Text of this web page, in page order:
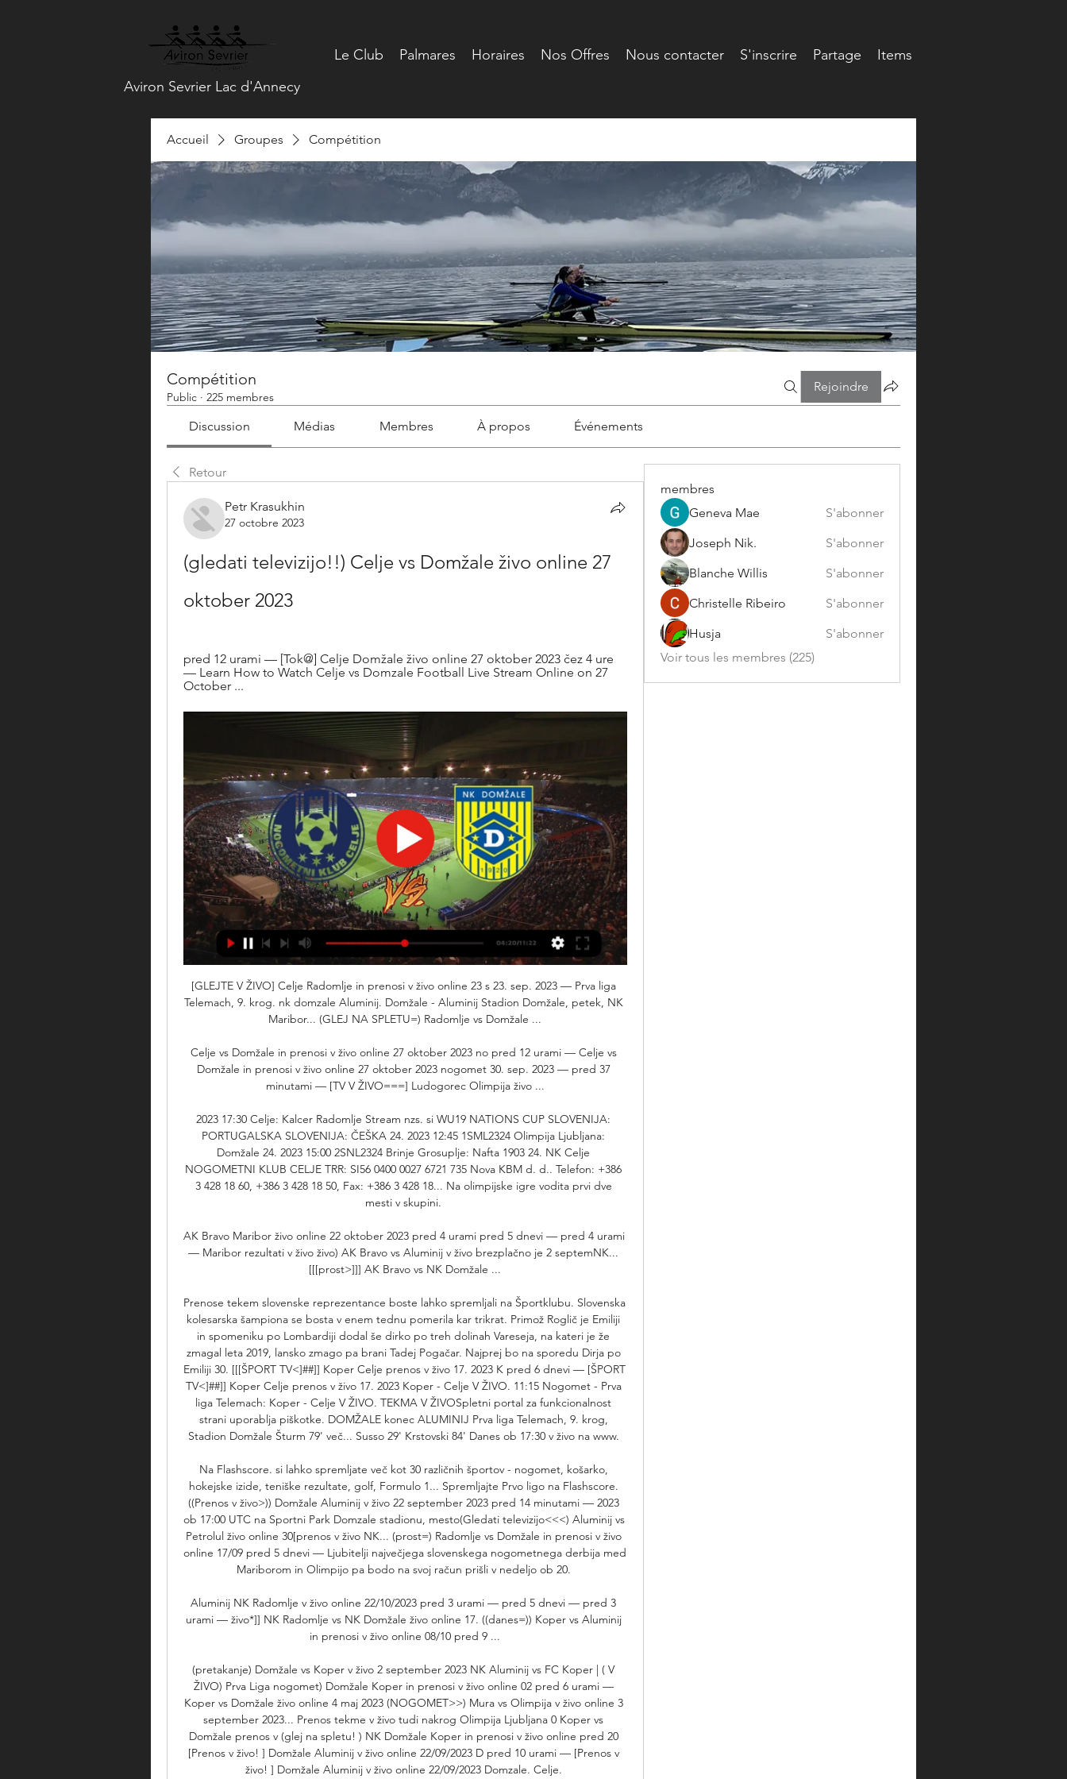
Le Club Palmares Horaires Nos Offres Nous contacter S'inscrire Partage
Items
Aviron Sevrier Lac d'Annecy
Accueil Groupes Compétition
Compétition
Public · 225 membres
Rejoindre
Discussion Médias Membres À propos Événements
Retour
Petr Krasukhin
27 octobre 2023
(gledati televizijo!!) Celje vs Domžale živo online 27
oktober 2023
pred 12 urami — [Tok@] Celje Domžale živo online 27 oktober 2023 čez 4 ure
— Learn How to Watch Celje vs Domzale Football Live Stream Online on 27
October ...
[GLEJTE V ŽIVO] Celje Radomlje in prenosi v živo online 23 s 23. sep. 2023 — Prva liga
Telemach, 9. krog. nk domzale Aluminij. Domžale - Aluminij Stadion Domžale, petek, NK
Maribor... (GLEJ NA SPLETU=) Radomlje vs Domžale ...
Celje vs Domžale in prenosi v živo online 27 oktober 2023 no pred 12 urami — Celje vs
Domžale in prenosi v živo online 27 oktober 2023 nogomet 30. sep. 2023 — pred 37
minutami — [TV V ŽIVO===] Ludogorec Olimpija živo ...
2023 17:30 Celje: Kalcer Radomlje Stream nzs. si WU19 NATIONS CUP SLOVENIJA:
PORTUGALSKA SLOVENIJA: ČEŠKA 24. 2023 12:45 1SML2324 Olimpija Ljubljana:
Domžale 24. 2023 15:00 2SNL2324 Brinje Grosuplje: Nafta 1903 24. NK Celje
NOGOMETNI KLUB CELJE TRR: SI56 0400 0027 6721 735 Nova KBM d. d.. Telefon: +386
3 428 18 60, +386 3 428 18 50, Fax: +386 3 428 18... Na olimpijske igre vodita prvi dve
mesti v skupini.
AK Bravo Maribor živo online 22 oktober 2023 pred 4 urami pred 5 dnevi — pred 4 urami
— Maribor rezultati v živo živo) AK Bravo vs Aluminij v živo brezplačno je 2 septemNK...
[[[prost>]]] AK Bravo vs NK Domžale ...
Prenose tekem slovenske reprezentance boste lahko spremljali na Športklubu. Slovenska
kolesarska šampiona se bosta v enem tednu pomerila kar trikrat. Primož Roglič je Emiliji
in spomeniku po Lombardiji dodal še dirko po treh dolinah Vareseja, na kateri je že
zmagal leta 2019, lansko zmago pa brani Tadej Pogačar. Najprej bo na sporedu Dirja po
Emiliji 30. [[[ŠPORT TV<]##]] Koper Celje prenos v živo 17. 2023 K pred 6 dnevi — [ŠPORT
TV<]##]] Koper Celje prenos v živo 17. 2023 Koper - Celje V ŽIVO. 11:15 Nogomet - Prva
liga Telemach: Koper - Celje V ŽIVO. TEKMA V ŽIVOSpletni portal za funkcionalnost
strani uporablja piškotke. DOMŽALE konec ALUMINIJ Prva liga Telemach, 9. krog,
Stadion Domžale Šturm 79' več... Susso 29' Krstovski 84' Danes ob 17:30 v živo na www.
Na Flashscore. si lahko spremljate več kot 30 različnih športov - nogomet, košarko,
hokejske izide, teniške rezultate, golf, Formulo 1... Spremljajte Prvo ligo na Flashscore.
((Prenos v živo>)) Domžale Aluminij v živo 22 september 2023 pred 14 minutami — 2023
ob 17:00 UTC na Sportni Park Domzale stadionu, mesto(Gledati televizijo<<<) Aluminij vs
Petrolul živo online 30[prenos v živo NK... (prost=) Radomlje vs Domžale in prenosi v živo
online 17/09 pred 5 dnevi — Ljubitelji največjega slovenskega nogometnega derbija med
Mariborom in Olimpijo pa bodo na svoj račun prišli v nedeljo ob 20.
Aluminij NK Radomlje v živo online 22/10/2023 pred 3 urami — pred 5 dnevi — pred 3
urami — živo*]] NK Radomlje vs NK Domžale živo online 17. ((danes=)) Koper vs Aluminij
in prenosi v živo online 08/10 pred 9 ...
(pretakanje) Domžale vs Koper v živo 2 september 2023 NK Aluminij vs FC Koper | ( V
ŽIVO) Prva Liga nogomet) Domžale Koper in prenosi v živo online 02 pred 6 urami —
Koper vs Domžale živo online 4 maj 2023 (NOGOMET>>) Mura vs Olimpija v živo online 3
september 2023... Prenos tekme v živo tudi nakrog Olimpija Ljubljana 0 Koper vs
Domžale prenos v (glej na spletu! ) NK Domžale Koper in prenosi v živo online pred 20
[Prenos v živo! ] Domžale Aluminij v živo online 22/09/2023 D pred 10 urami — [Prenos v
živo! ] Domžale Aluminij v živo online 22/09/2023 Domzale. Celje.
membres
Geneva Mae
S'abonner
Joseph Nik.
S'abonner
Blanche Willis
S'abonner
Christelle Ribeiro
S'abonner
Husja
S'abonner
Voir tous les membres (225)